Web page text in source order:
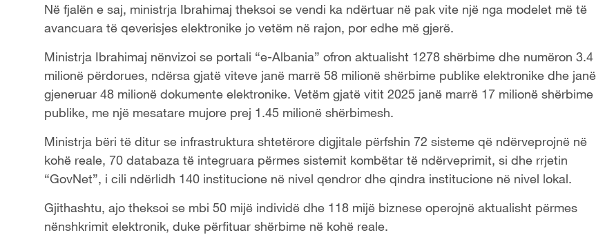
Në fjalën e saj, ministrja Ibrahimaj theksoi se vendi ka ndërtuar në pak vite një nga modelet më të
avancuara të qeverisjes elektronike jo vetëm në rajon, por edhe më gjerë.
Ministrja Ibrahimaj nënvizoi se portali “e-Albania” ofron aktualisht 1278 shërbime dhe numëron 3.4
milionë përdorues, ndërsa gjatë viteve janë marrë 58 milionë shërbime publike elektronike dhe janë
gjeneruar 48 milionë dokumente elektronike. Vetëm gjatë vitit 2025 janë marrë 17 milionë shërbime
publike, me një mesatare mujore prej 1.45 milionë shërbimesh.
Ministrja bëri të ditur se infrastruktura shtetërore digjitale përfshin 72 sisteme që ndërveprojnë në
kohë reale, 70 databaza të integruara përmes sistemit kombëtar të ndërveprimit, si dhe rrjetin
“GovNet”, i cili ndërlidh 140 institucione në nivel qendror dhe qindra institucione në nivel lokal.
Gjithashtu, ajo theksoi se mbi 50 mijë individë dhe 118 mijë biznese operojnë aktualisht përmes
nënshkrimit elektronik, duke përfituar shërbime në kohë reale.